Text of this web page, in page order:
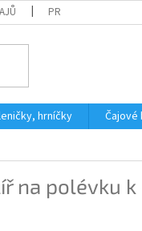
PROČ NAKOUPIT U
hrníčky Čajové
na polévku k